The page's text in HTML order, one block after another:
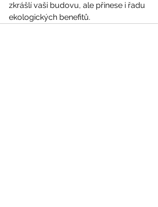
zkrášlí vaši budovu, ale přinese i řadu
ekologických benefitů.